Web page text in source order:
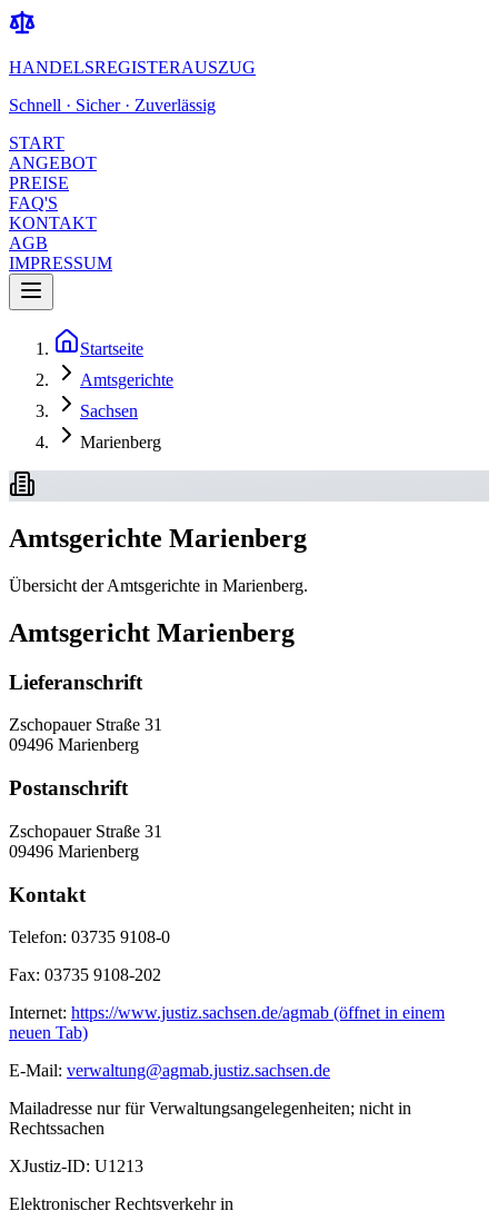
HANDELSREGISTERAUSZUG
Schnell · Sicher · Zuverlässig
START
ANGEBOT
PREISE
FAQ'S
KONTAKT
AGB
IMPRESSUM
Startseite
Amtsgerichte
Sachsen
Marienberg
Amtsgerichte Marienberg
Übersicht der Amtsgerichte in Marienberg.
Amtsgericht Marienberg
Lieferanschrift
Zschopauer Straße 31
09496 Marienberg
Postanschrift
Zschopauer Straße 31
09496 Marienberg
Kontakt
Telefon: 03735 9108-0
Fax: 03735 9108-202
Internet: https://www.justiz.sachsen.de/agmab (öffnet in einem
neuen Tab)
E-Mail: verwaltung@agmab.justiz.sachsen.de
Mailadresse nur für Verwaltungsangelegenheiten; nicht in
Rechtssachen
XJustiz-ID: U1213
Elektronischer Rechtsverkehr in